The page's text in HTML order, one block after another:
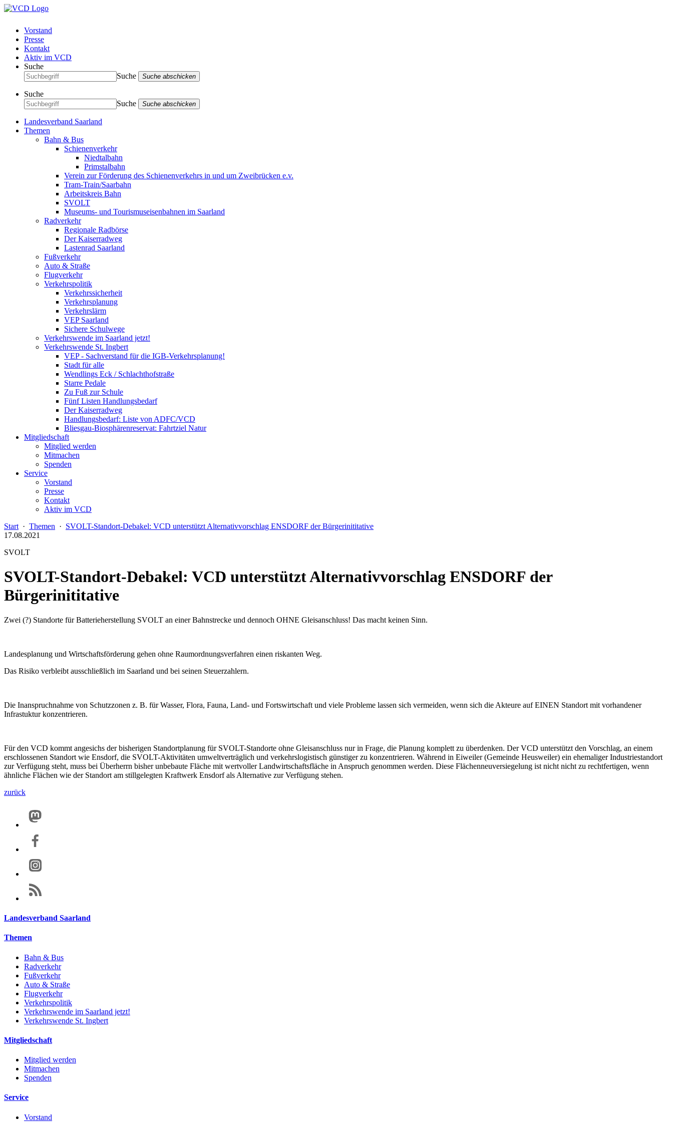
Vorstand
Presse
Kontakt
Aktiv im VCD
Suche
Suche
Suche abschicken
Suche
Suche
Suche abschicken
Landesverband Saarland
Themen
Bahn & Bus
Schienenverkehr
Niedtalbahn
Primstalbahn
Verein zur Förderung des Schienenverkehrs in und um Zweibrücken e.v.
Tram-Train/Saarbahn
Arbeitskreis Bahn
SVOLT
Museums- und Tourismuseisenbahnen im Saarland
Radverkehr
Regionale Radbörse
Der Kaiserradweg
Lastenrad Saarland
Fußverkehr
Auto & Straße
Flugverkehr
Verkehrspolitik
Verkehrssicherheit
Verkehrsplanung
Verkehrslärm
VEP Saarland
Sichere Schulwege
Verkehrswende im Saarland jetzt!
Verkehrswende St. Ingbert
VEP - Sachverstand für die IGB-Verkehrsplanung!
Stadt für alle
Wendlings Eck / Schlachthofstraße
Starre Pedale
Zu Fuß zur Schule
Fünf Listen Handlungsbedarf
Der Kaiserradweg
Handlungsbedarf: Liste von ADFC/VCD
Bliesgau-Biosphärenreservat: Fahrtziel Natur
Mitgliedschaft
Mitglied werden
Mitmachen
Spenden
Service
Vorstand
Presse
Kontakt
Aktiv im VCD
Start · Themen · SVOLT-Standort-Debakel: VCD unterstützt Alternativvorschlag ENSDORF der Bürgerinititative
17.08.2021
SVOLT
SVOLT-Standort-Debakel: VCD unterstützt Alternativvorschlag ENSDORF der
Bürgerinititative
Zwei (?) Standorte für Batterieherstellung SVOLT an einer Bahnstrecke und dennoch OHNE Gleisanschluss! Das macht keinen Sinn.
Landesplanung und Wirtschaftsförderung gehen ohne Raumordnungsverfahren einen riskanten Weg.
Das Risiko verbleibt ausschließlich im Saarland und bei seinen Steuerzahlern.
Die Inanspruchnahme von Schutzzonen z. B. für Wasser, Flora, Fauna, Land- und Fortswirtschaft und viele Probleme lassen sich vermeiden, wenn sich die Akteure auf EINEN Standort mit vorhandener
Infrastuktur konzentrieren.
Für den VCD kommt angesichs der bisherigen Standortplanung für SVOLT-Standorte ohne Gleisanschluss nur in Frage, die Planung komplett zu überdenken. Der VCD unterstützt den Vorschlag, an einem
erschlossenen Standort wie Ensdorf, die SVOLT-Aktivitäten umweltverträglich und verkehrslogistisch günstiger zu konzentrieren. Während in Eiweiler (Gemeinde Heusweiler) ein ehemaliger Industriestandort
zur Verfügung steht, muss bei Überherrn bisher unbebaute Fläche mit wertvoller Landwirtschaftsfläche in Anspruch genommen werden. Diese Flächenneuversiegelung ist nicht nicht zu rechtfertigen, wenn
ähnliche Flächen wie der Standort am stillgelegten Kraftwerk Ensdorf als Alternative zur Verfügung stehen.
zurück
Landesverband Saarland
Themen
Bahn & Bus
Radverkehr
Fußverkehr
Auto & Straße
Flugverkehr
Verkehrspolitik
Verkehrswende im Saarland jetzt!
Verkehrswende St. Ingbert
Mitgliedschaft
Mitglied werden
Mitmachen
Spenden
Service
Vorstand